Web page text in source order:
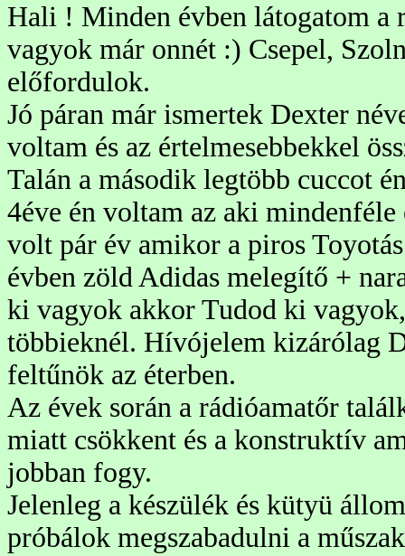
Hali ! Minden évben látogatom a
vagyok már onnét :) Csepel,
előfordulok.
Jó páran már ismertek Dexter
voltam és az értelmesebbekkel
Talán a második legtöbb cuccot
4éve én voltam az aki mindenféle
volt pár év amikor a piros
évben zöld Adidas melegítő +
ki vagyok akkor Tudod ki
többieknél. Hívójelem kizárólag
feltűnök az éterben.
Az évek során a rádióamatőr
miatt csökkent és a konstruktív
jobban fogy.
Jelenleg a készülék és kütyü
próbálok megszabadulni a